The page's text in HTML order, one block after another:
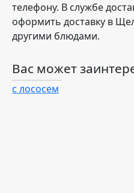
телефону. В службе
оформить доставку в
другими блюдами.
Вас может
с лососем